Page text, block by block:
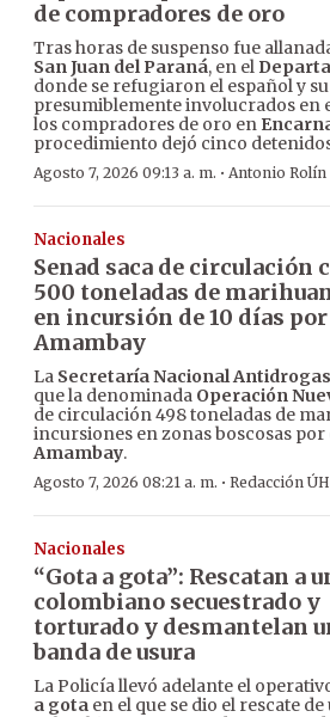
de compradores de oro
Tras horas de suspenso fue
San Juan del Paraná, en el
donde se refugiaron el español y
presumiblemente involucrados en
los compradores de oro en
procedimiento dejó cinco
Agosto 7, 2026 09:13 a. m. · Antonio Rolín
Nacionales
Senad saca de circulación
500 toneladas de
en incursión de 10 días por
Amambay
La Secretaría Nacional Antidrogas
que la denominada Operación
de circulación 498 toneladas de
incursiones en zonas boscosas
Amambay.
Agosto 7, 2026 08:21 a. m. · Redacción ÚH
Nacionales
“Gota a gota”: Rescatan a
colombiano secuestrado y
torturado y desmantelan
banda de usura
La Policía llevó adelante el
a gota en el que se dio el rescate